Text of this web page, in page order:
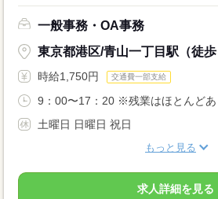
一般事務・OA事務
東京都港区/青山一丁目駅（徒歩
時給1,750円 交通費一部支給
9：00〜17：20 ※残業はほとんどあ
土曜日 日曜日 祝日
もっと見る
求人詳細を見る